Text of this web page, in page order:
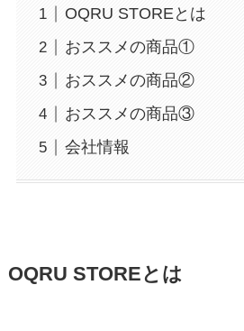
OQRU STOREとは
おススメの商品①
おススメの商品②
おススメの商品③
会社情報
OQRU STOREとは